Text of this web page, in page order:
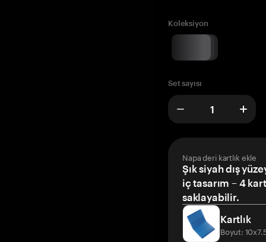
Koleksiyon
Set sayısı
Napa deri kartlık ekle
Şık siyah dış
iç tasarım – 4
saklayabilir.
Kartlık
Boyut: